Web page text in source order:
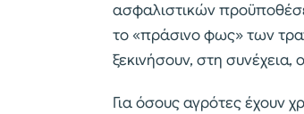
ασφαλιστικών
το «πράσινο φως» των
ξεκινήσουν, στη συνέχεια,
Για όσους αγρότες έχουν